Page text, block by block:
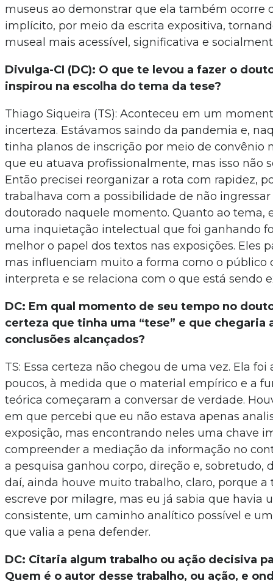
museus ao demonstrar que ela também ocorre
implícito, por meio da escrita expositiva,
museal mais acessível, significativa e
Divulga-CI (DC): O que te levou a fazer o
inspirou na escolha do tema da tese?
Thiago Siqueira (TS): Aconteceu em um
incerteza. Estávamos saindo da pandemia e,
tinha planos de inscrição por meio de convênio
que eu atuava profissionalmente, mas isso não
Então precisei reorganizar a rota com rapidez,
trabalhava com a possibilidade de não
doutorado naquele momento. Quanto ao tema,
uma inquietação intelectual que foi ganhando
melhor o papel dos textos nas exposições. Eles
mas influenciam muito a forma como o público
interpreta e se relaciona com o que está sendo
DC: Em qual momento de seu tempo no
certeza que tinha uma “tese” e que chegaria
conclusões alcançados?
TS: Essa certeza não chegou de uma vez. Ela foi
poucos, à medida que o material empírico e a
teórica começaram a conversar de verdade.
em que percebi que eu não estava apenas
exposição, mas encontrando neles uma chave
compreender a mediação da informação no
a pesquisa ganhou corpo, direção e, sobretudo,
daí, ainda houve muito trabalho, claro, porque a
escreve por milagre, mas eu já sabia que havia
consistente, um caminho analítico possível e
que valia a pena defender.
DC: Citaria algum trabalho ou ação decisiva
Quem é o autor desse trabalho, ou ação, e